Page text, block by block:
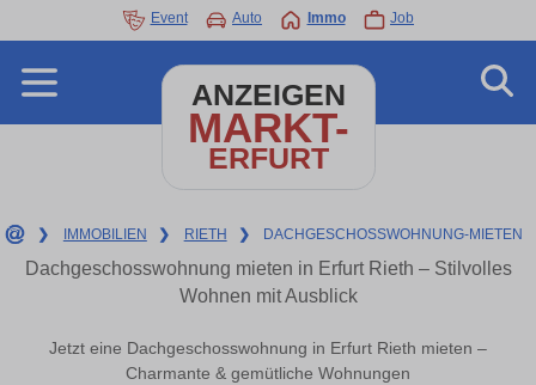
Event Auto Immo Job
ANZEIGEN
MARKT-
ERFURT
❯ IMMOBILIEN ❯ RIETH ❯ DACHGESCHOSSWOHNUNG-MIETEN
Dachgeschosswohnung mieten in Erfurt Rieth – Stilvolles
Wohnen mit Ausblick
Jetzt eine Dachgeschosswohnung in Erfurt Rieth mieten –
Charmante & gemütliche Wohnungen